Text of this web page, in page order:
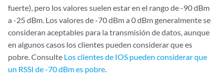
fuerte), pero los valores suelen estar en el rango de -90 dBm
a -25 dBm. Los valores de -70 dBm a 0 dBm generalmente se
consideran aceptables para la transmisión de datos, aunque
en algunos casos los clientes pueden considerar que es
pobre. Consulte Los clientes de IOS pueden considerar que
un RSSI de -70 dBm es pobre.